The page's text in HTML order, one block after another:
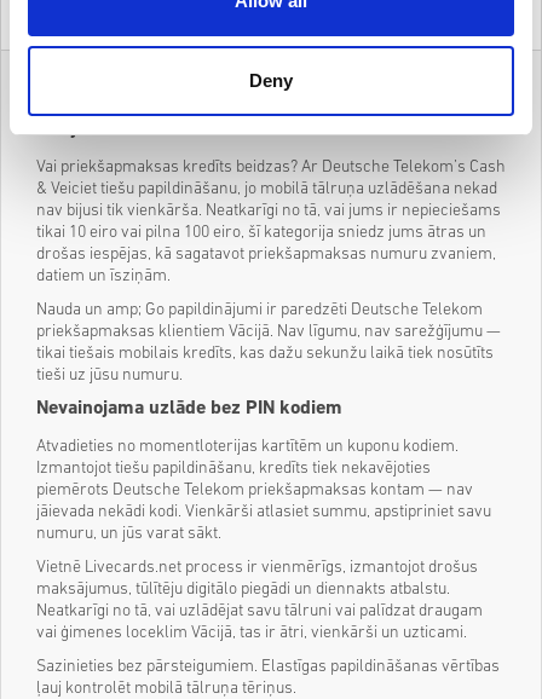
Deny
Vai priekšapmaksas kredīts beidzas? Ar Deutsche Telekom’s Cash
& Veiciet tiešu papildināšanu, jo mobilā tālruņa uzlādēšana nekad
nav bijusi tik vienkārša. Neatkarīgi no tā, vai jums ir nepieciešams
tikai 10 eiro vai pilna 100 eiro, šī kategorija sniedz jums ātras un
drošas iespējas, kā sagatavot priekšapmaksas numuru zvaniem,
datiem un īsziņām.
Nauda un amp; Go papildinājumi ir paredzēti Deutsche Telekom
priekšapmaksas klientiem Vācijā. Nav līgumu, nav sarežģījumu —
tikai tiešais mobilais kredīts, kas dažu sekunžu laikā tiek nosūtīts
tieši uz jūsu numuru.
Nevainojama uzlāde bez PIN kodiem
Atvadieties no momentloterijas kartītēm un kuponu kodiem.
Izmantojot tiešu papildināšanu, kredīts tiek nekavējoties
piemērots Deutsche Telekom priekšapmaksas kontam — nav
jāievada nekādi kodi. Vienkārši atlasiet summu, apstipriniet savu
numuru, un jūs varat sākt.
Vietnē Livecards.net process ir vienmērīgs, izmantojot drošus
maksājumus, tūlītēju digitālo piegādi un diennakts atbalstu.
Neatkarīgi no tā, vai uzlādējat savu tālruni vai palīdzat draugam
vai ģimenes loceklim Vācijā, tas ir ātri, vienkārši un uzticami.
Sazinieties bez pārsteigumiem. Elastīgas papildināšanas vērtības
ļauj kontrolēt mobilā tālruņa tēriņus.